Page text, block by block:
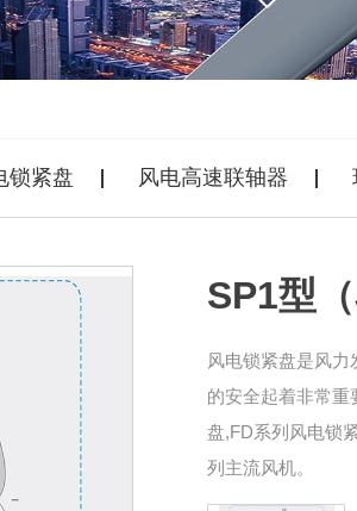
锁紧盘 风电高速联轴器
SP1型
风电锁紧盘是风
的安全起着非常重
盘,FD系列风电锁
列主流风机。